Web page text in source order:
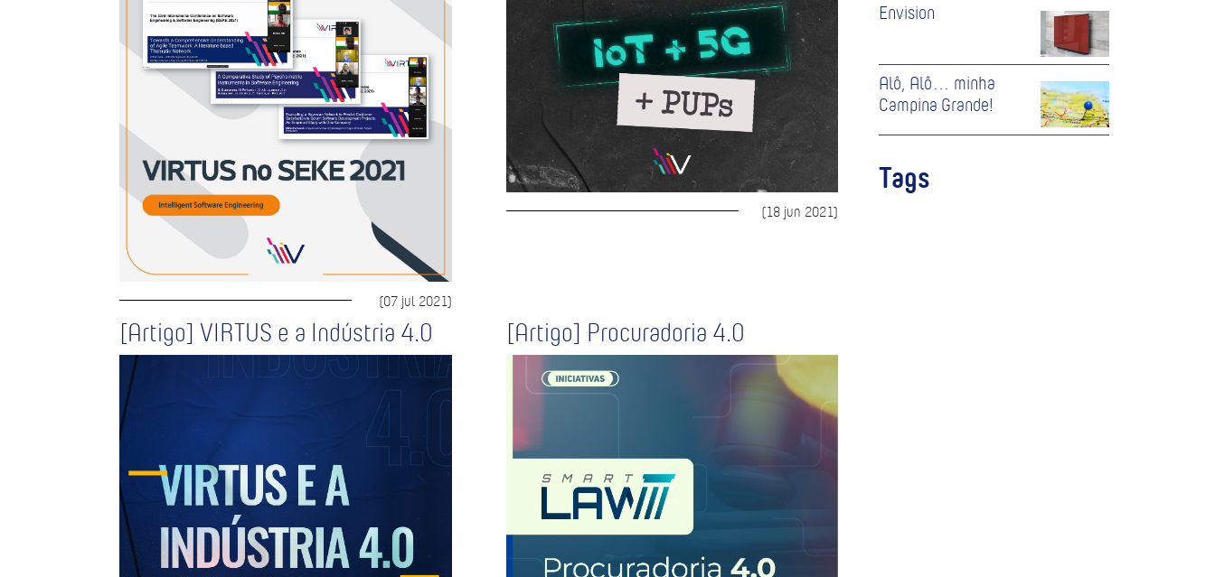
(07 jul 2021)
(18 jun 2021)
[Artigo] VIRTUS e a Indústria 4.0 [Artigo] Procuradoria 4.0
Envision
Alô, Alô… minha
Campina Grande!
Tags